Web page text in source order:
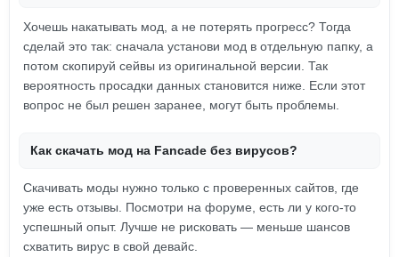
Хочешь накатывать мод, а не потерять прогресс? Тогда
сделай это так: сначала установи мод в отдельную папку, а
потом скопируй сейвы из оригинальной версии. Так
вероятность просадки данных становится ниже. Если этот
вопрос не был решен заранее, могут быть проблемы.
Как скачать мод на Fancade без вирусов?
Скачивать моды нужно только с проверенных сайтов, где
уже есть отзывы. Посмотри на форуме, есть ли у кого-то
успешный опыт. Лучше не рисковать — меньше шансов
схватить вирус в свой девайс.